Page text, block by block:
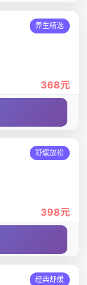
养生精选
368元
舒缓放松
398元
经典舒缓